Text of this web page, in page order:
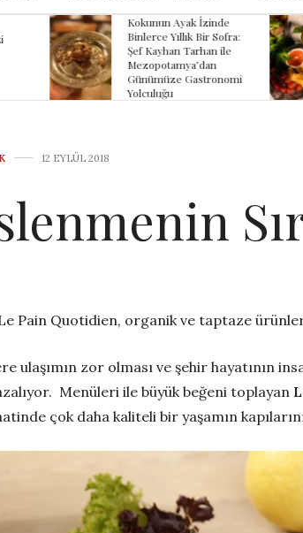
Kokunun Ayak İzinde
Binlerce Yıllık Bir Sofra:
Şef Kayhan Tarhan ile
Mezopotamya’dan
Günümüze Gastronomi
Yolculuğu
FOUR
HOTEL
HİKÂYESİ
12 EYLÜL 2018
Pain Quotidien, organik ve taptaze
ulaşımın zor olması ve şehir hayatının
Menüleri ile büyük beğeni toplayan
çok daha kaliteli bir yaşamın